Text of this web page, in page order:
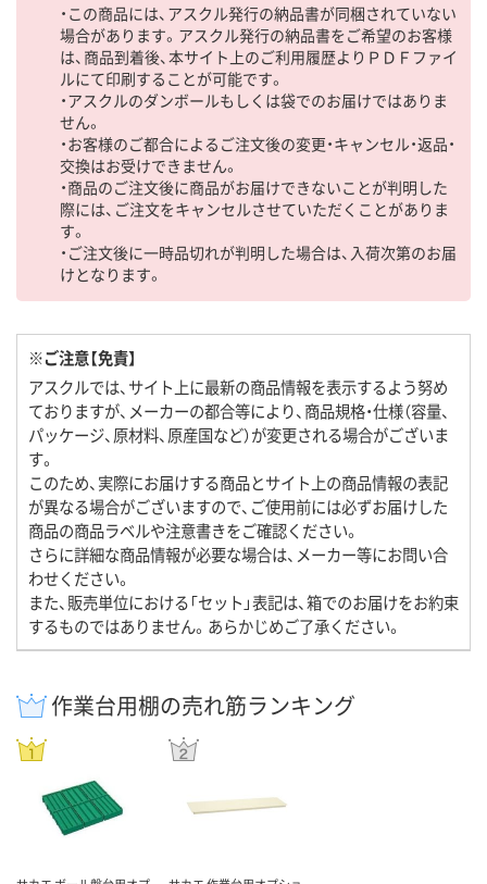
・この商品には、アスクル発行の納品書が同梱されていない
場合があります。アスクル発行の納品書をご希望のお客様
は、商品到着後、本サイト上のご利用履歴よりＰＤＦファイ
ルにて印刷することが可能です。
・アスクルのダンボールもしくは袋でのお届けではありま
せん。
・お客様のご都合によるご注文後の変更・キャンセル・返品・
交換はお受けできません。
・商品のご注文後に商品がお届けできないことが判明した
際には、ご注文をキャンセルさせていただくことがありま
す。
・ご注文後に一時品切れが判明した場合は、入荷次第のお届
けとなります。
※ご注意【免責】
アスクルでは、サイト上に最新の商品情報を表示するよう努め
ておりますが、メーカーの都合等により、商品規格・仕様（容量、
パッケージ、原材料、原産国など）が変更される場合がございま
す。
このため、実際にお届けする商品とサイト上の商品情報の表記
が異なる場合がございますので、ご使用前には必ずお届けした
商品の商品ラベルや注意書きをご確認ください。
さらに詳細な商品情報が必要な場合は、メーカー等にお問い合
わせください。
また、販売単位における「セット」表記は、箱でのお届けをお約束
するものではありません。あらかじめご了承ください。
作業台用棚の売れ筋ランキング